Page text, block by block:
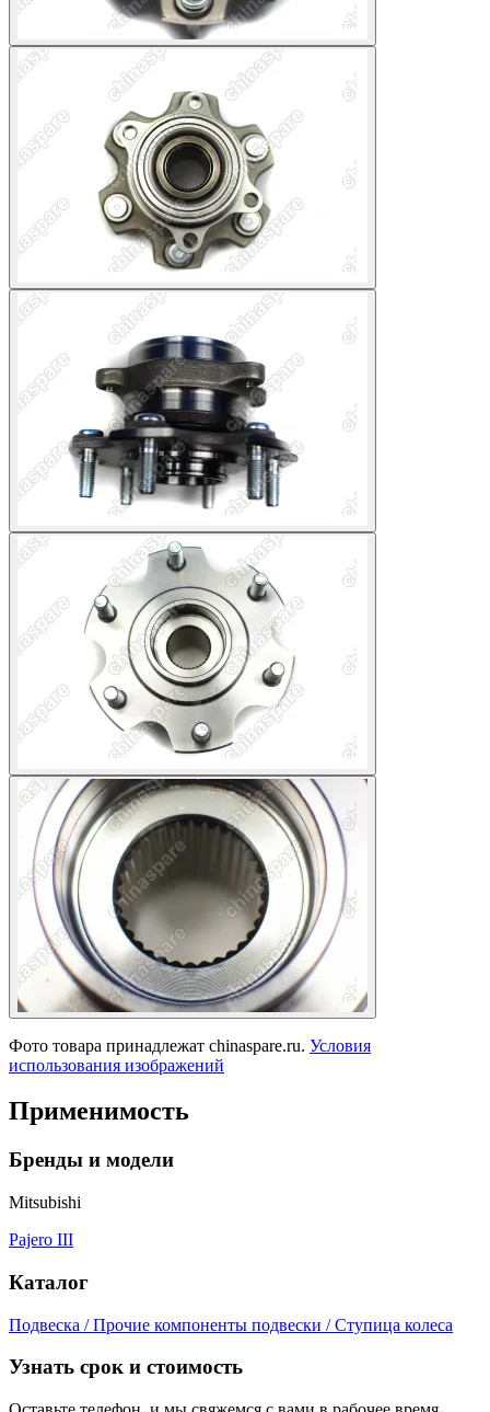
Фото товара принадлежат chinaspare.ru. Условия
использования изображений
Применимость
Бренды и модели
Mitsubishi
Pajero III
Каталог
Подвеска / Прочие компоненты подвески / Ступица колеса
Узнать срок и стоимость